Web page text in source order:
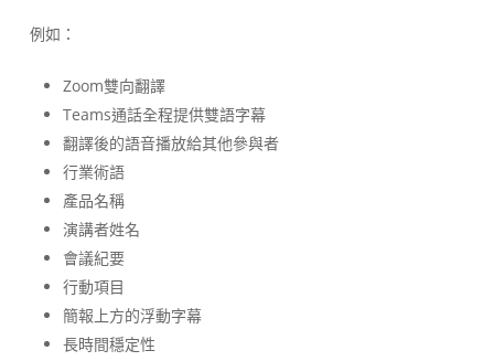
例如：
Zoom雙向翻譯
Teams通話全程提供雙語字幕
翻譯後的語音播放給其他參與者
行業術語
產品名稱
演講者姓名
會議紀要
行動項目
簡報上方的浮動字幕
長時間穩定性